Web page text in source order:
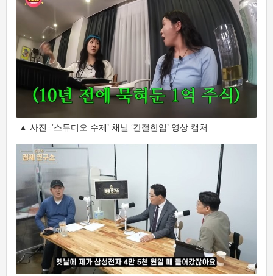
▲ 사진=‘스튜디오 수제’ 채널 ‘간절한입’ 영상 캡처